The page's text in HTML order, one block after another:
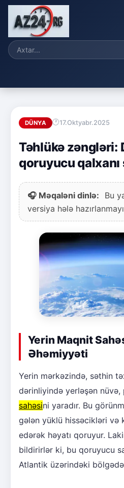
DÜNYA 17.Oktyabr.2025
Təhlükə zəngləri:
qoruyucu qalxanı
🎧 Məqaləni dinlə:
Bu
versiya hələ
Yerin Maqnit
Əhəmiyyəti
Yerin mərkəzində, səthin
dərinliyində yerləşən nüvə,
sahəsini yaradır. Bu
gələn yüklü hissəcikləri və
edərək həyatı qoruyur.
bildirirlər ki, bu qoruyucu
Atlantik üzərindəki